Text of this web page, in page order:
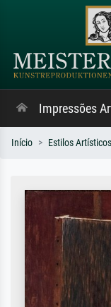
Impressões
Início Estilos Artísticos